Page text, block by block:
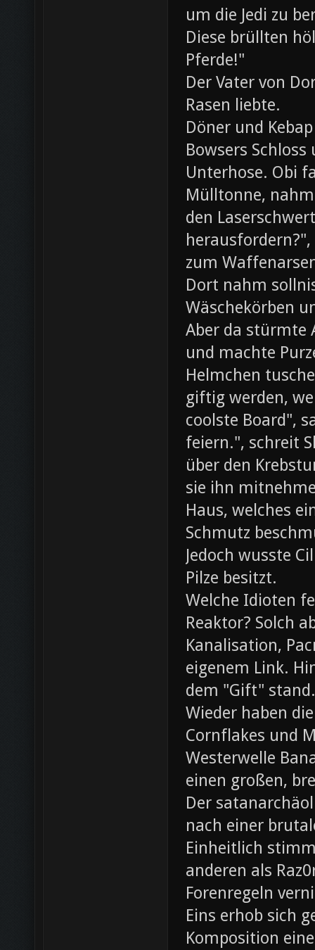
um die Jedi zu
Diese brüllten
Pferde!"
Der Vater von
Rasen liebte.
Döner und
Bowsers
Unterhose. Obi
Mülltonne,
den
zum
Dort nahm
Wäschekörben
Aber da stürmte
und machte
Helmchen
giftig werden,
coolste Board",
feiern.", schreit
über den
sie ihn
Haus, welches
Schmutz
Jedoch wusste
Pilze besitzt.
Welche Idioten
Reaktor? Solch
Kanalisation,
eigenem Link.
dem "Gift" stand.
Wieder haben
Cornflakes und
Westerwelle
einen großen,
Der
nach einer
Einheitlich
anderen als
Forenregeln
Eins erhob sich
Komposition